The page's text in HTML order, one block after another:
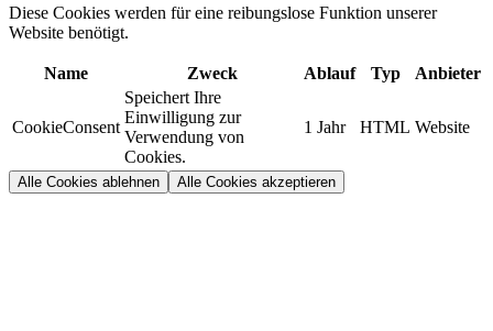
Diese Cookies werden für eine reibungslose Funktion unserer
Website benötigt.
Name Zweck Ablauf Typ Anbieter
CookieConsent
Speichert Ihre
Einwilligung zur
Verwendung von
Cookies.
1 Jahr HTML Website
Alle Cookies ablehnen Alle Cookies akzeptieren